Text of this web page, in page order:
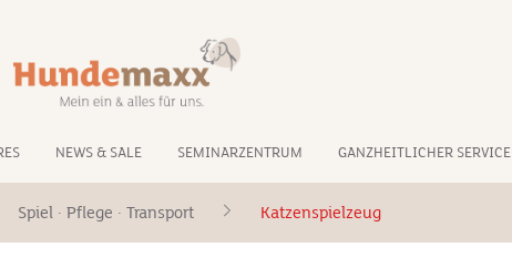
NEWS & SALE SEMINARZENTRUM GANZHEITLICHER SERVICE
Spiel · Pflege · Transport Katzenspielzeug